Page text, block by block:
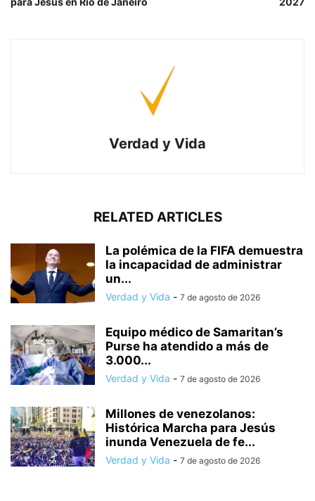
Verdad y Vida
RELATED ARTICLES
La polémica de la FIFA demuestra
la incapacidad de administrar
un...
Verdad y Vida - 7 de agosto de 2026
Equipo médico de Samaritan’s
Purse ha atendido a más de
3.000...
Verdad y Vida - 7 de agosto de 2026
Millones de venezolanos:
Histórica Marcha para Jesús
inunda Venezuela de fe...
Verdad y Vida - 7 de agosto de 2026